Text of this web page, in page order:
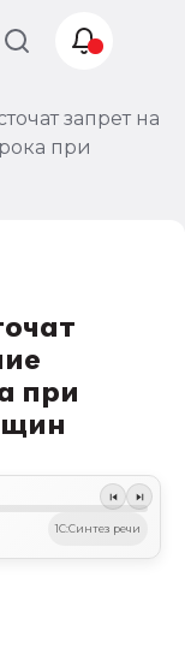
запрет на
при
при
1C:Синтез речи